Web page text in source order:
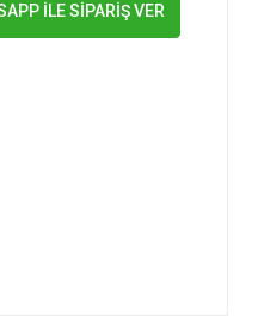
İLE SİPARİŞ VER